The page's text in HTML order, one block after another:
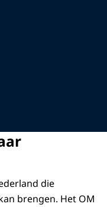
die
brengen. Het OM